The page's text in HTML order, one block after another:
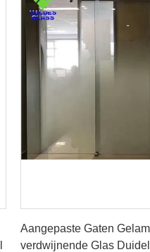
Aangepaste Gaten
verdwijnende Glas